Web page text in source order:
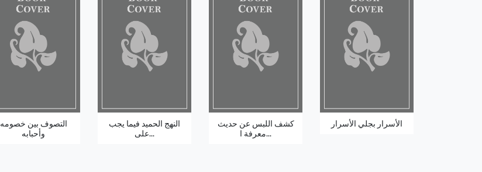
التصوف بين خصومه
وأحبابه
النهج الحميد فيما يجب
على...
كشف اللبس عن حديث
معرفة ا...
الأسرار بجلي الأسرار